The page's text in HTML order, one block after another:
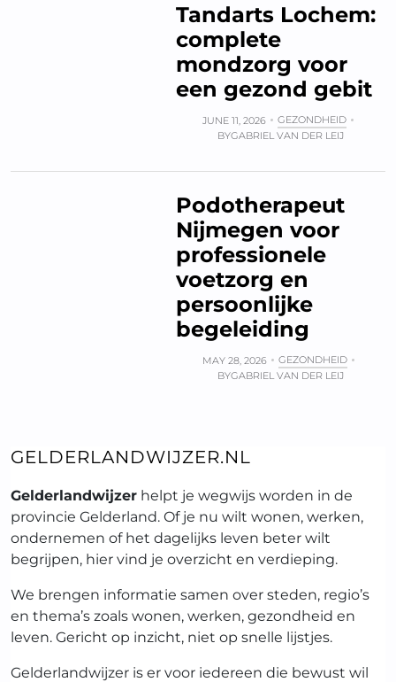
Tandarts Lochem:
complete
mondzorg voor
een gezond gebit
JUNE 11, 2026
GEZONDHEID
BYGABRIEL VAN DER LEIJ
Podotherapeut
Nijmegen voor
professionele
voetzorg en
persoonlijke
begeleiding
MAY 28, 2026
GEZONDHEID
BYGABRIEL VAN DER LEIJ
GELDERLANDWIJZER.NL
Gelderlandwijzer helpt je wegwijs worden in de
provincie Gelderland. Of je nu wilt wonen, werken,
ondernemen of het dagelijks leven beter wilt
begrijpen, hier vind je overzicht en verdieping.
We brengen informatie samen over steden, regio’s
en thema’s zoals wonen, werken, gezondheid en
leven. Gericht op inzicht, niet op snelle lijstjes.
Gelderlandwijzer is er voor iedereen die bewust wil